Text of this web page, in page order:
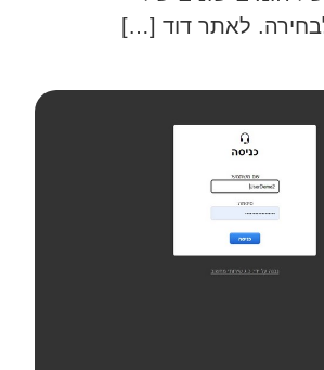
לאתר דוד […]